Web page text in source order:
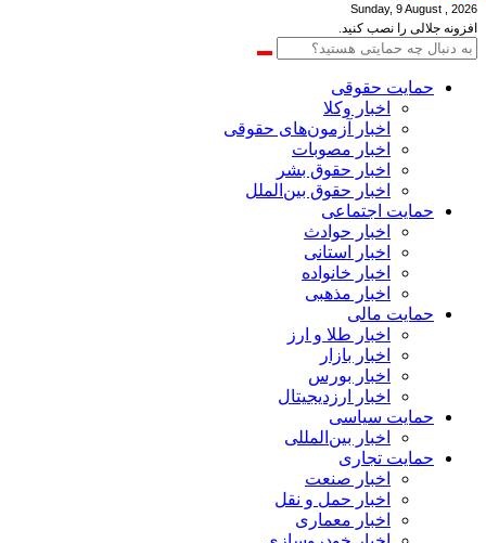
Sunday, 9 August , 2026
افزونه جلالی را نصب کنید.
حمایت حقوقی
اخبار وکلا
اخبار آزمون‌های حقوقی
اخبار مصوبات
اخبار حقوق بشر
اخبار حقوق بین‌الملل
حمایت اجتماعی
اخبار حوادث
اخبار استانی
اخبار خانواده
اخبار مذهبی
حمایت مالی
اخبار طلا و ارز
اخبار بازار
اخبار بورس
اخبار ارزدیجیتال
حمایت سیاسی
اخبار بین‌المللی
حمایت تجاری
اخبار صنعت
اخبار حمل و نقل
اخبار معماری